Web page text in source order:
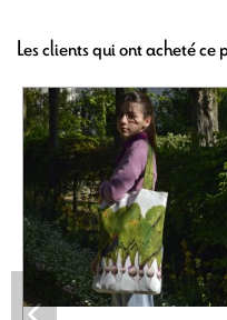
Les clients qui ont acheté